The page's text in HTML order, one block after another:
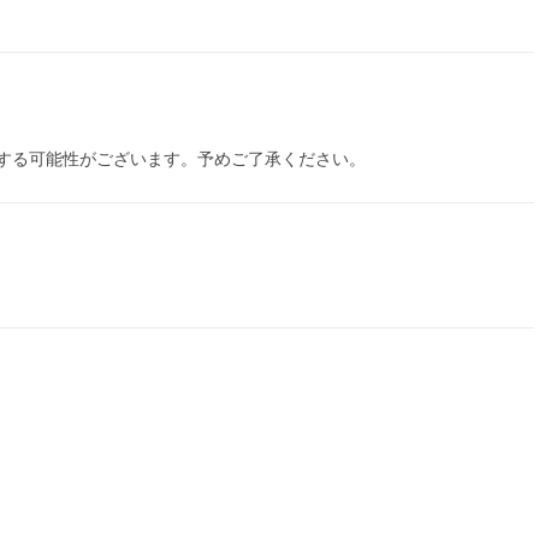
可能性がございます。予めご了承ください。